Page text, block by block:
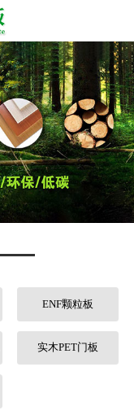
ENF颗粒板
实木PET门板